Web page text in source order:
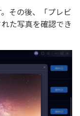
その後、「プレビ
た写真を確認でき